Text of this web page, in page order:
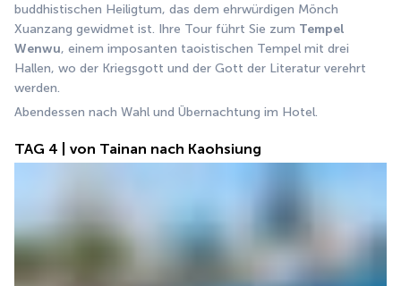
buddhistischen Heiligtum, das dem ehrwürdigen Mönch
Xuanzang gewidmet ist. Ihre Tour führt Sie zum Tempel
Wenwu, einem imposanten taoistischen Tempel mit drei
Hallen, wo der Kriegsgott und der Gott der Literatur verehrt
werden.
Abendessen nach Wahl und Übernachtung im Hotel.
TAG 4 | von Tainan nach Kaohsiung